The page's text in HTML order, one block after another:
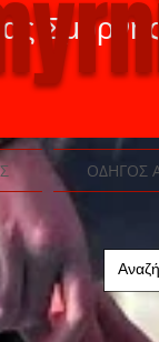
ΟΔΗΓΟΣ
Σμύρνης